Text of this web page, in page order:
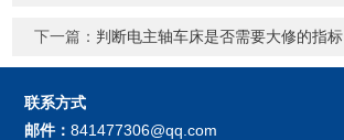
下一篇： 判断电主轴车床是否需要大修的指标
联系方式
邮件：841477306@qq.com